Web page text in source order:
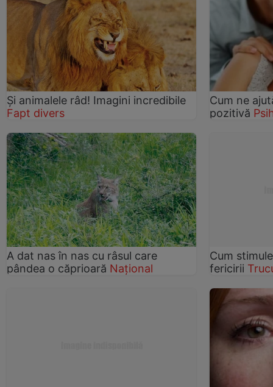
Și animalele râd! Imagini incredibile
Fapt divers
Cum ne
pozitivă
A dat nas în nas cu râsul care
pândea o căprioară Național
Cum
fericirii